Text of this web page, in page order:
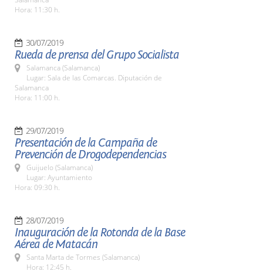
Hora: 11:30 h.
30/07/2019
Rueda de prensa del Grupo Socialista
Salamanca (Salamanca)
Lugar: Sala de las Comarcas. Diputación de
Salamanca
Hora: 11:00 h.
29/07/2019
Presentación de la Campaña de
Prevención de Drogodependencias
Guijuelo (Salamanca)
Lugar: Ayuntamiento
Hora: 09:30 h.
28/07/2019
Inauguración de la Rotonda de la Base
Aérea de Matacán
Santa Marta de Tormes (Salamanca)
Hora: 12:45 h.